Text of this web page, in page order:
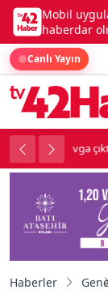
Mobil
haberdar
Canlı Yayın
kavga çıktı 18:34
Haberler